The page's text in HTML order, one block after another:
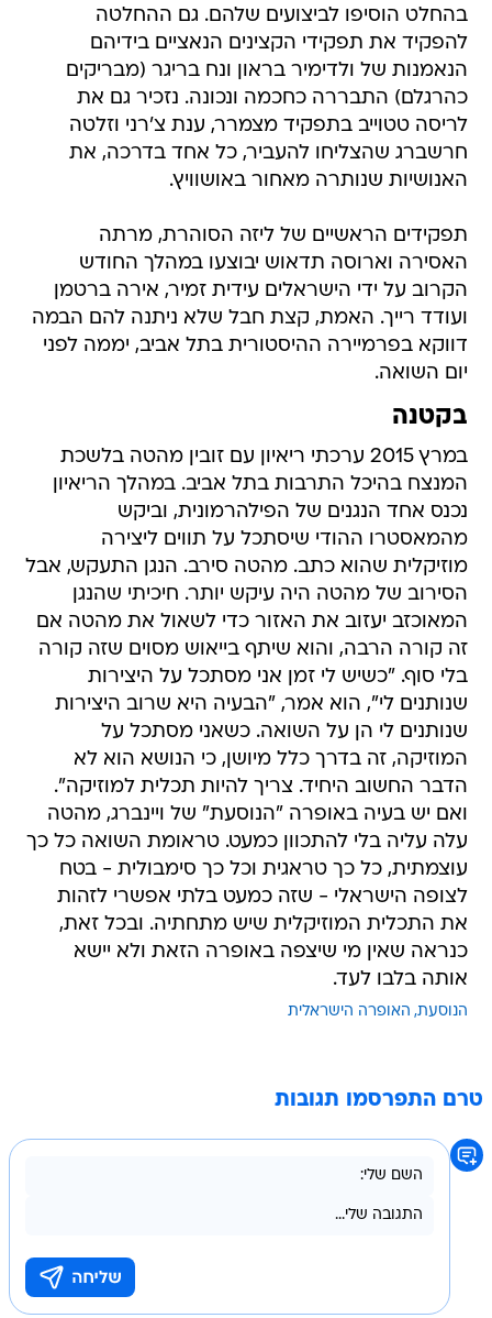
בהחלט הוסיפו לביצועים שלהם. גם ההחלטה
להפקיד את תפקידי הקצינים הנאציים בידיהם
הנאמנות של ולדימיר בראון ונח בריגר (מבריקים
כהרגלם) התבררה כחכמה ונכונה. נזכיר גם את
לריסה טטוייב בתפקיד מצמרר, ענת צ'רני וזלטה
חרשברג שהצליחו להעביר, כל אחד בדרכה, את
האנושיות שנותרה מאחור באושוויץ.
תפקידים הראשיים של ליזה הסוהרת, מרתה
האסירה וארוסה תדאוש יבוצעו במהלך החודש
הקרוב על ידי הישראלים עידית זמיר, אירה ברטמן
ועודד רייך. האמת, קצת חבל שלא ניתנה להם הבמה
דווקא בפרמיירה ההיסטורית בתל אביב, יממה לפני
יום השואה.
בקטנה
במרץ 2015 ערכתי ריאיון עם זובין מהטה בלשכת
המנצח בהיכל התרבות בתל אביב. במהלך הריאיון
נכנס אחד הנגנים של הפילהרמונית, וביקש
מהמאסטרו ההודי שיסתכל על תווים ליצירה
מוזיקלית שהוא כתב. מהטה סירב. הנגן התעקש, אבל
הסירוב של מהטה היה עיקש יותר. חיכיתי שהנגן
המאוכזב יעזוב את האזור כדי לשאול את מהטה אם
זה קורה הרבה, והוא שיתף בייאוש מסוים שזה קורה
בלי סוף. "כשיש לי זמן אני מסתכל על היצירות
שנותנים לי", הוא אמר, "הבעיה היא שרוב היצירות
שנותנים לי הן על השואה. כשאני מסתכל על
המוזיקה, זה בדרך כלל מיושן, כי הנושא הוא לא
הדבר החשוב היחיד. צריך להיות תכלית למוזיקה".
ואם יש בעיה באופרה "הנוסעת" של ויינברג, מהטה
עלה עליה בלי להתכוון כמעט. טראומת השואה כל כך
עוצמתית, כל כך טראגית וכל כך סימבולית - בטח
לצופה הישראלי - שזה כמעט בלתי אפשרי לזהות
את התכלית המוזיקלית שיש מתחתיה. ובכל זאת,
כנראה שאין מי שיצפה באופרה הזאת ולא יישא
אותה בלבו לעד.
הנוסעת האופרה הישראלית
טרם התפרסמו תגובות